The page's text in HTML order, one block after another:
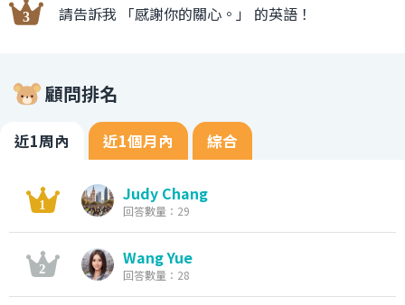
請告訴我 「感謝你的關心。」 的英語！
顧問排名
近1周內 近1個月內 綜合
Judy Chang
回答數量：29
Wang Yue
回答數量：28